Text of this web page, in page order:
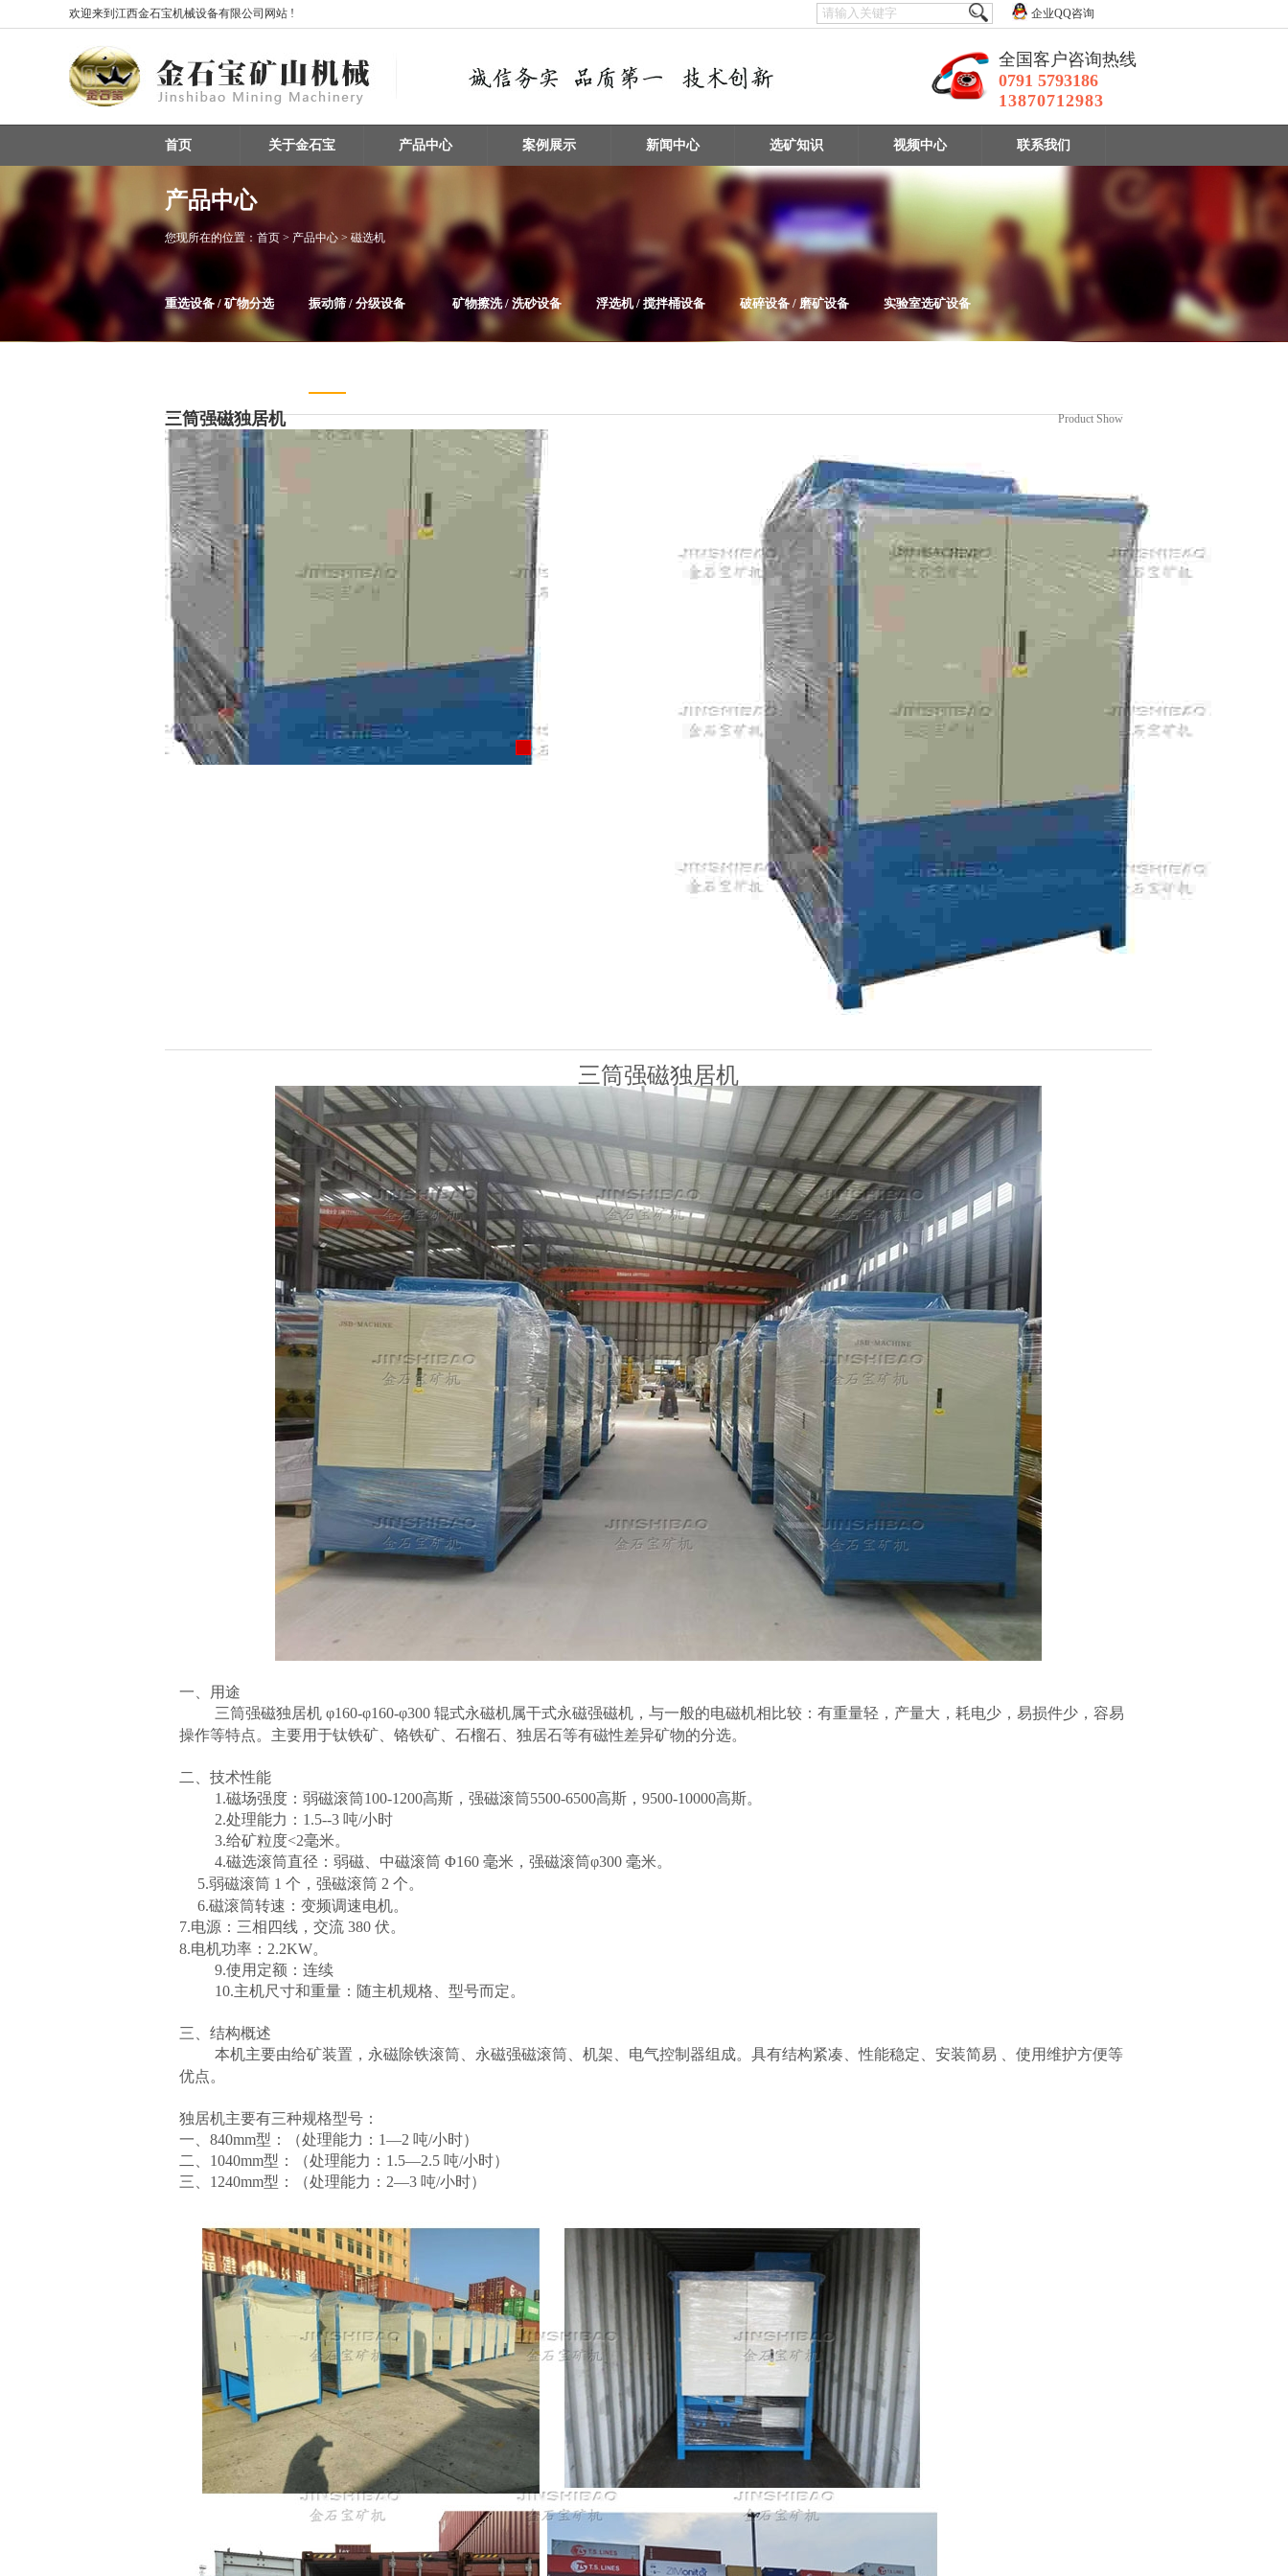
欢迎来到江西金石宝机械设备有限公司网站 ! 企业QQ咨询
全国客户咨询热线
0791 5793186
13870712983
首页 关于金石宝 产品中心 案例展示 新闻中心 选矿知识 视频中心 联系我们
产品中心
您现所在的位置： 首页 > 产品中心 > 磁选机
重选设备 / 矿物分选 振动筛 / 分级设备 矿物擦洗 / 洗砂设备 浮选机 / 搅拌桶设备 破碎设备 / 磨矿设备 实验室选矿设备
Product Show
三筒强磁独居机
三筒强磁独居机
一、用途
三筒强磁独居机 φ160-φ160-φ300 辊式永磁机属干式永磁强磁机，与一般的电磁机相比较：有重量轻，产量大，耗电少，易损件少，容易
操作等特点。主要用于钛铁矿、铬铁矿、石榴石、独居石等有磁性差异矿物的分选。
二、技术性能
1.磁场强度：弱磁滚筒100-1200高斯，强磁滚筒5500-6500高斯，9500-10000高斯。
2.处理能力：1.5--3 吨/小时
3.给矿粒度<2毫米。
4.磁选滚筒直径：弱磁、中磁滚筒 Φ160 毫米，强磁滚筒φ300 毫米。
5.弱磁滚筒 1 个，强磁滚筒 2 个。
6.磁滚筒转速：变频调速电机。
7.电源：三相四线，交流 380 伏。
8.电机功率：2.2KW。
9.使用定额：连续
10.主机尺寸和重量：随主机规格、型号而定。
三、结构概述
本机主要由给矿装置，永磁除铁滚筒、永磁强磁滚筒、机架、电气控制器组成。具有结构紧凑、性能稳定、安装简易
、使用维护方便等
优点。
独居机主要有三种规格型号：
一、 840mm型：（处理能力： 1—2 吨/小时）
二、 1040mm型：（处理能力： 1.5—2.5 吨/小时）
三、 1240mm型：（处理能力： 2—3 吨/小时）